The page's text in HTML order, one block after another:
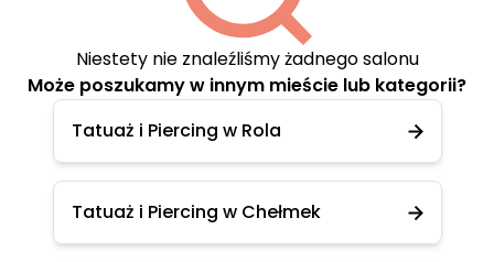
Niestety nie znaleźliśmy żadnego salonu
Może poszukamy w innym mieście lub kategorii?
Tatuaż i Piercing w Rola
Tatuaż i Piercing w Chełmek